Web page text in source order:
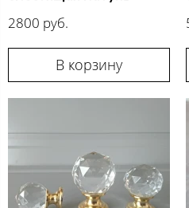
2800 руб.
В корзину